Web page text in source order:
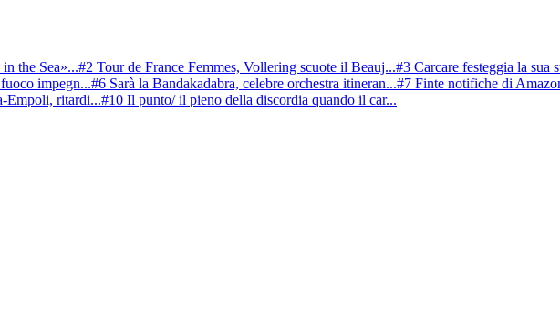
the Sea»...#2 Tour de France Femmes, Vollering scuote il Beauj...#3 Carcare festeggia la sua
impegn...#6 Sarà la Bandakadabra, celebre orchestra itineran...#7 Finte notifiche di
Empoli, ritardi...#10 Il punto/ il pieno della discordia quando il car...